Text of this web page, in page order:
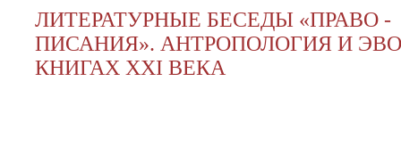
ЛИТЕРАТУРНЫЕ БЕСЕДЫ «ПРАВО -
ПИСАНИЯ». АНТРОПОЛОГИЯ И
КНИГАХ XXI ВЕКА